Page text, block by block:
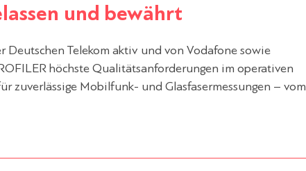
und bewährt
Telekom aktiv und von Vodafone sowie
höchste Qualitätsanforderungen im operativen
Mobilfunk- und Glasfasermessungen – vom